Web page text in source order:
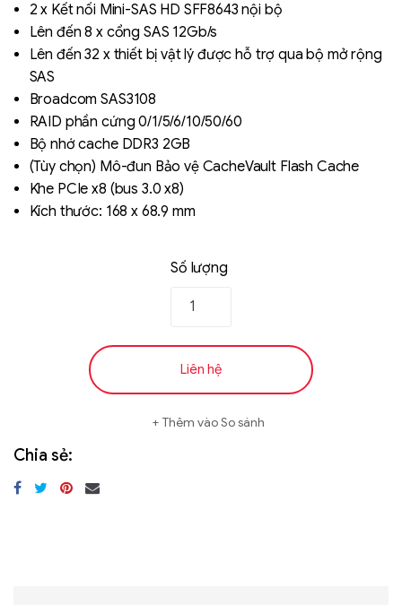
2 x Kết nối Mini-SAS HD SFF8643 nội bộ
Lên đến 8 x cổng SAS 12Gb/s
Lên đến 32 x thiết bị vật lý được hỗ trợ qua bộ mở rộng
SAS
Broadcom SAS3108
RAID phần cứng 0/1/5/6/10/50/60
Bộ nhớ cache DDR3 2GB
(Tùy chọn) Mô-đun Bảo vệ CacheVault Flash Cache
Khe PCIe x8 (bus 3.0 x8)
Kích thước: 168 x 68.9 mm
Số lượng
Liên hệ
Thêm vào So sánh
Chia sẻ:
Liên hệ
SK hynix - DRAM
- GDDR - GDDR6